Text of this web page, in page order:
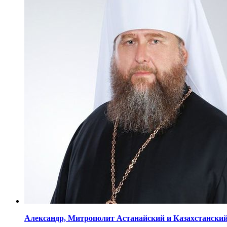
Александр, Митрополит Астанайский и